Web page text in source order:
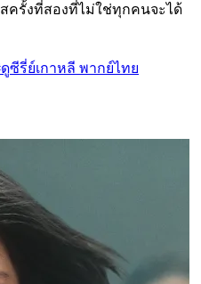
ครั้งที่สองที่ไม่ใช่ทุกคนจะได้
ซีรี่ย์เกาหลี พากย์ไทย